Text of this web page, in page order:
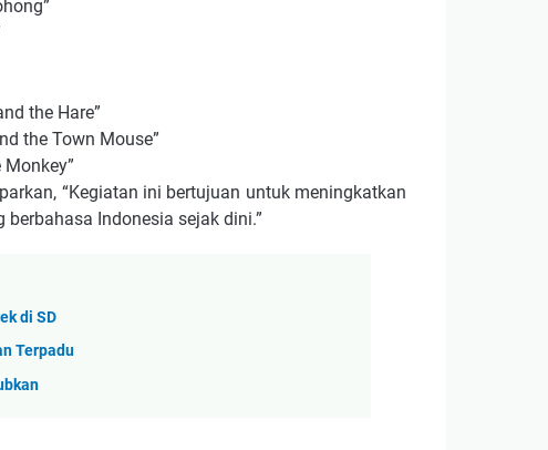
the Hare”
the Town Mouse”
“Kegiatan ini bertujuan untuk meningkatkan
Indonesia sejak dini.”
di SD
Terpadu